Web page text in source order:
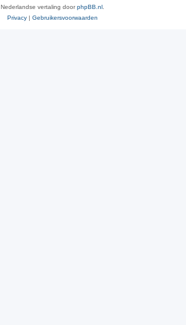
Nederlandse vertaling doorphpBB.nl
Privacy | Gebruikersvoorwaarden